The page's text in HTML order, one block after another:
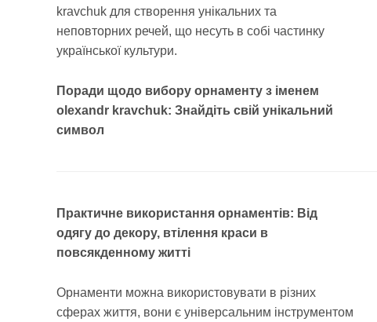
kravchuk для створення унікальних та
неповторних речей, що несуть в собі частинку
української культури.
Поради щодо вибору орнаменту з іменем
olexandr kravchuk: Знайдіть свій унікальний
символ
Практичне використання орнаментів: Від
одягу до декору, втілення краси в
повсякденному житті
Орнаменти можна використовувати в різних
сферах життя, вони є універсальним інструментом